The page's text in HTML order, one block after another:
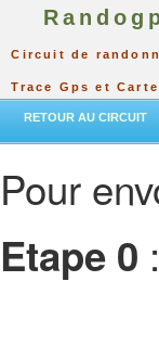
Circuit de
Trace Gps et
RETOUR AU CIRCUIT
Pour
Etape 0